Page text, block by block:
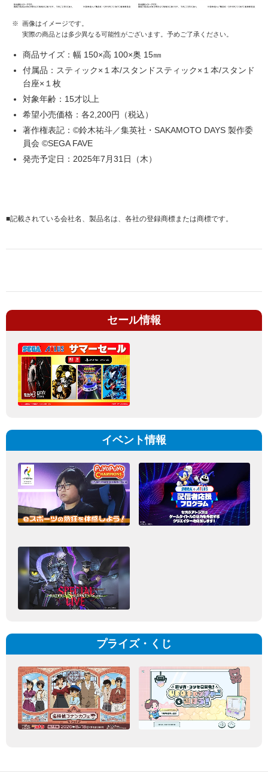
※ 画像はイメージです。
実際の商品とは多少異なる可能性がございます。予めご了承ください。
商品サイズ：幅 150×高 100×奥 15㎜
付属品：スティック×１本/スタンドスティック×１本/スタンド
台座×１枚
対象年齢：15才以上
希望小売価格：各2,200円（税込）
著作権表記：©鈴木祐斗／集英社・SAKAMOTO DAYS 製作委
員会 ©SEGA FAVE
発売予定日：2025年7月31日（木）
■記載されている会社名、製品名は、各社の登録商標または商標です。
セール情報
イベント情報
プライズ・くじ